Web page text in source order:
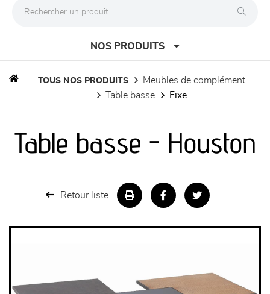
NOS PRODUITS
séjours
chambres et dressing
TOUS NOS PRODUITS
meubles de complément
table basse
fixe
Table basse - Houston
Retour liste